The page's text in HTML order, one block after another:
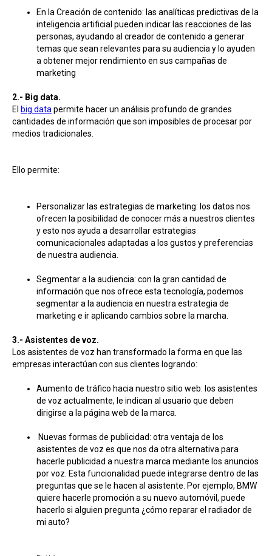
En la Creación de contenido: las analíticas predictivas de la
inteligencia artificial pueden indicar las reacciones de las
personas, ayudando al creador de contenido a generar
temas que sean relevantes para su audiencia y lo ayuden
a obtener mejor rendimiento en sus campañas de
marketing
2.- Big data.
El big data permite hacer un análisis profundo de grandes
cantidades de información que son imposibles de procesar por
medios tradicionales.
Ello permite:
Personalizar las estrategias de marketing: los datos nos
ofrecen la posibilidad de conocer más a nuestros clientes
y esto nos ayuda a desarrollar estrategias
comunicacionales adaptadas a los gustos y preferencias
de nuestra audiencia.
Segmentar a la audiencia: con la gran cantidad de
información que nos ofrece esta tecnología, podemos
segmentar a la audiencia en nuestra estrategia de
marketing e ir aplicando cambios sobre la marcha.
3.- Asistentes de voz.
Los asistentes de voz han transformado la forma en que las
empresas interactúan con sus clientes logrando:
Aumento de tráfico hacia nuestro sitio web: los asistentes
de voz actualmente, le indican al usuario que deben
dirigirse a la página web de la marca.
Nuevas formas de publicidad: otra ventaja de los
asistentes de voz es que nos da otra alternativa para
hacerle publicidad a nuestra marca mediante los anuncios
por voz. Esta funcionalidad puede integrarse dentro de las
preguntas que se le hacen al asistente. Por ejemplo, BMW
quiere hacerle promoción a su nuevo automóvil, puede
hacerlo si alguien pregunta ¿cómo reparar el radiador de
mi auto?